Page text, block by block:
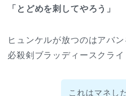
「とどめを刺してやろう」
ヒュンケルが放つのはアバ
必殺剣ブラッディースクライ
これはマネし